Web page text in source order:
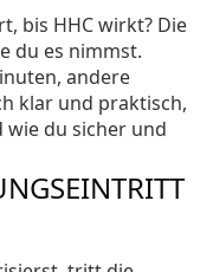
bis HHC wirkt? Die
du es nimmst.
andere
klar und praktisch,
wie du sicher und